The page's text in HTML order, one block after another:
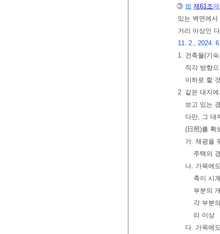
③ 법 제61조
있는 벽면에
거리 이상인
11. 2., 2024.
1. 건축물(기
직각 방향
이하로 할
2. 같은 대지
보고 있는
다만, 그 대
(日照)를 확
가. 채광을
주택의
나. 가목에
축이 시
부분의
각 부분
리 이상
다. 가목에